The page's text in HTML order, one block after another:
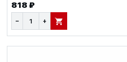
818 ₽
− + В КОРЗИНУ